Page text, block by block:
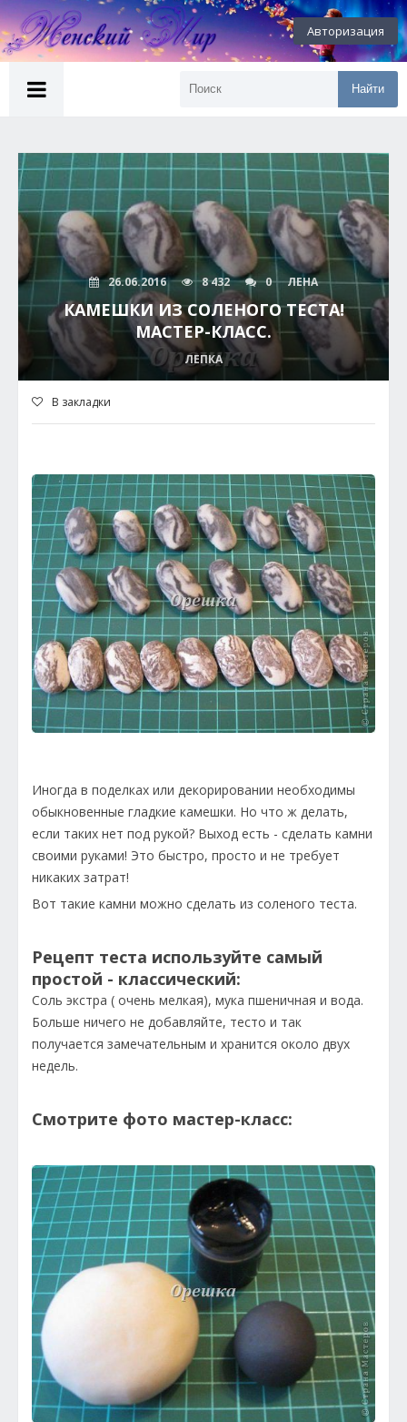
Авторизация
Найти
26.06.2016 8 432 0 ЛЕНА
КАМЕШКИ ИЗ СОЛЕНОГО ТЕСТА!
МАСТЕР-КЛАСС.
ЛЕПКА
В закладки
Иногда в поделках или декорировании необходимы
обыкновенные гладкие камешки. Но что ж делать,
если таких нет под рукой? Выход есть - сделать камни
своими руками! Это быстро, просто и не требует
никаких затрат!
Вот такие камни можно сделать из соленого теста.
Рецепт теста используйте самый
простой - классический:
Соль экстра ( очень мелкая), мука пшеничная и вода.
Больше ничего не добавляйте, тесто и так
получается замечательным и хранится около двух
недель.
Смотрите фото мастер-класс: